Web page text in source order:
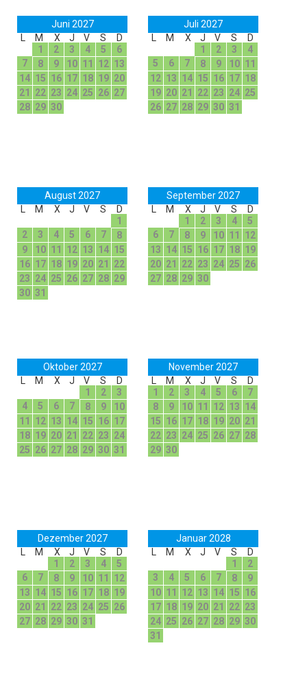
Juni 2027
M X J V S
D
1
2 3 4 5
6
7
8 9 10 11 12 13
14 15 16 17 18 19 20
21
22 23 24 25 26 27
28 29 30
Juli 2027
M X J V S
D
1
2 3
4
5
6 7 8 9 10 11
12 13 14 15 16 17 18
19 20 21 22 23 24 25
26 27 28 29 30 31
August 2027
M X J V S
D
1
2
3 4 5 6 7
8
9
10 11 12 13 14 15
16 17 18 19 20 21
22
23 24 25 26 27 28 29
30 31
September 2027
M X J V S
D
1
2 3 4
5
6
7 8 9 10 11
12
13 14 15 16 17 18 19
20 21 22 23 24 25 26
27 28 29 30
Oktober 2027
M X J V S
D
1
2
3
4
5 6 7 8 9
10
11
12 13 14 15 16 17
18 19 20 21 22 23 24
25 26 27 28 29 30 31
November 2027
M X J V S
D
1
2 3 4 5 6
7
8
9 10 11 12 13 14
15 16 17 18 19 20 21
22 23 24 25 26 27 28
29 30
Dezember 2027
M X J V S
D
1
2 3 4
5
6
7 8 9 10 11
12
13 14 15 16 17 18 19
20 21 22 23 24 25 26
27 28 29 30 31
Januar 2028
M X J V S
D
1
2
3
4 5 6 7 8
9
10 11 12 13 14 15 16
17 18 19 20 21 22 23
24 25 26 27 28 29 30
31